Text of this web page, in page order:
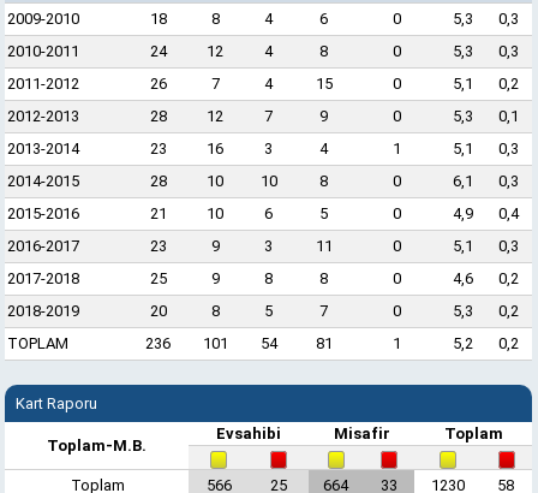
2009-2010
18 8 4 6 0 5,3
0,3
2010-2011
24 12 4 8 0 5,3
0,3
2011-2012
26 7 4 15 0 5,1
0,2
2012-2013
28 12 7 9 0 5,3
0,1
2013-2014
23 16 3 4 1 5,1
0,3
2014-2015
28 10 10 8 0 6,1
0,3
2015-2016
21 10 6 5 0 4,9
0,4
2016-2017
23 9 3 11 0 5,1
0,3
2017-2018
25 9 8 8 0 4,6
0,2
2018-2019
20 8 5 7 0 5,3
0,2
TOPLAM
236 101 54 81 1 5,2 0,2
Kart Raporu
Toplam-M.B.
Evsahibi Misafir Toplam
Toplam 566 25 664 33 1230 58